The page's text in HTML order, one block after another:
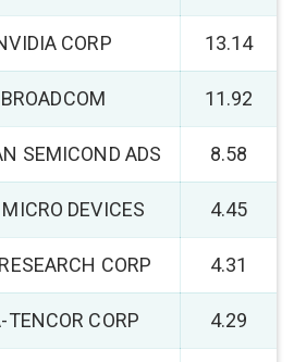
CORP 13.14
BROADCOM 11.92
SEMICOND ADS 8.58
DEVICES 4.45
CORP 4.31
TENCOR CORP 4.29